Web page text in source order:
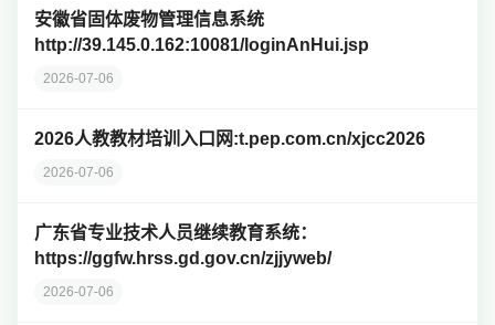
安徽省固体废物管理信息系统
http://39.145.0.162:10081/loginAnHui.jsp
2026-07-06
2026人教教材培训入口网:t.pep.com.cn/xjcc2026
2026-07-06
广东省专业技术人员继续教育系统：
https://ggfw.hrss.gd.gov.cn/zjjyweb/
2026-07-06